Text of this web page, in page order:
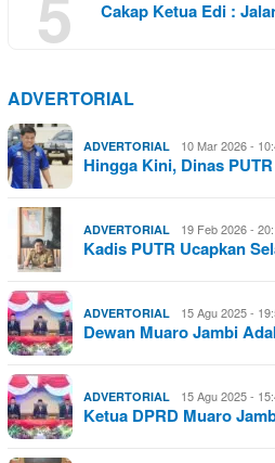
Cakap Ketua Edi :
ADVERTORIAL
ADVERTORIAL 10 Mar 2026 -
Hingga Kini, Dinas
ADVERTORIAL 19 Feb 2026 -
Kadis PUTR Ucapkan
ADVERTORIAL 15 Agu 2025 -
Dewan Muaro Jambi
ADVERTORIAL 15 Agu 2025 -
Ketua DPRD Muaro